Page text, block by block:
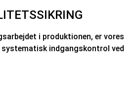
i produktionen, er vores
indgangskontrol ved